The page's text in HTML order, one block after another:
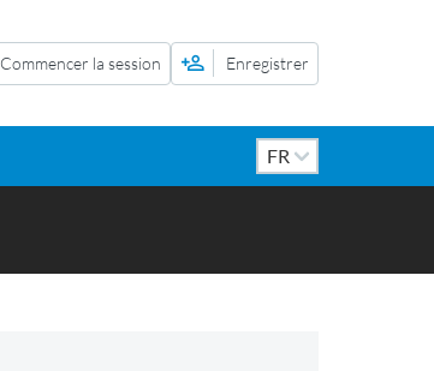
Commencer la session Enregistrer